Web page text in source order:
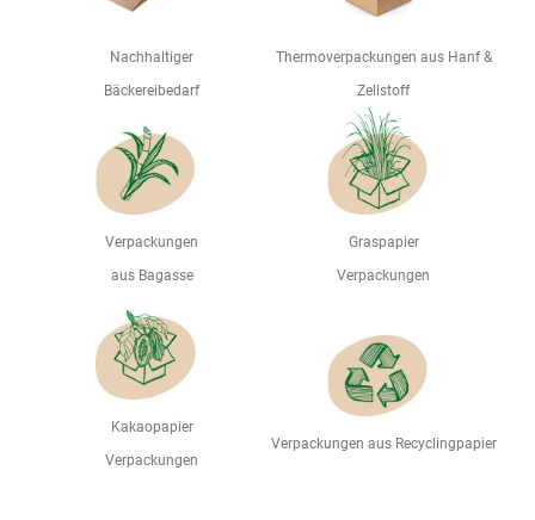
Nachhaltiger
Bäckereibedarf
Thermoverpackungen aus Hanf &
Zellstoff
Verpackungen
aus Bagasse
Graspapier
Verpackungen
Kakaopapier
Verpackungen
Verpackungen aus Recyclingpapier